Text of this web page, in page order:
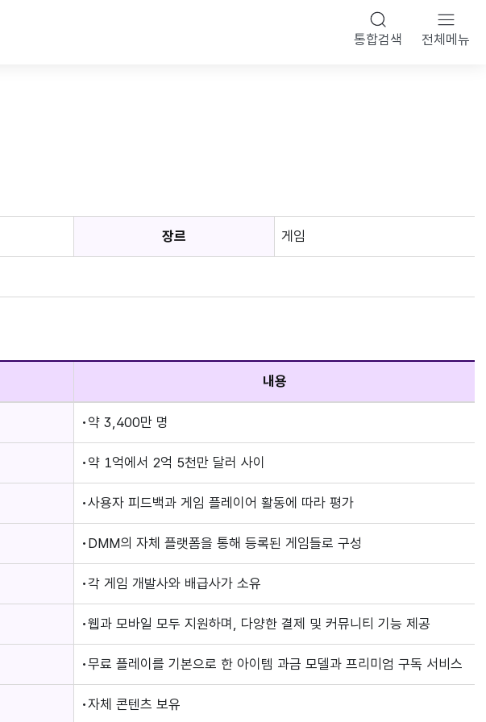
통합검색 전체메뉴
장르 게임
내용
약 3,400만 명
약 1억에서 2억 5천만 달러 사이
사용자 피드백과 게임 플레이어 활동에 따라 평가
DMM의 자체 플랫폼을 통해 등록된 게임들로 구성
각 게임 개발사와 배급사가 소유
웹과 모바일 모두 지원하며, 다양한 결제 및 커뮤니티 기능 제공
무료 플레이를 기본으로 한 아이템 과금 모델과 프리미엄 구독 서비스
자체 콘텐츠 보유